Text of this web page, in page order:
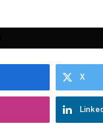
X